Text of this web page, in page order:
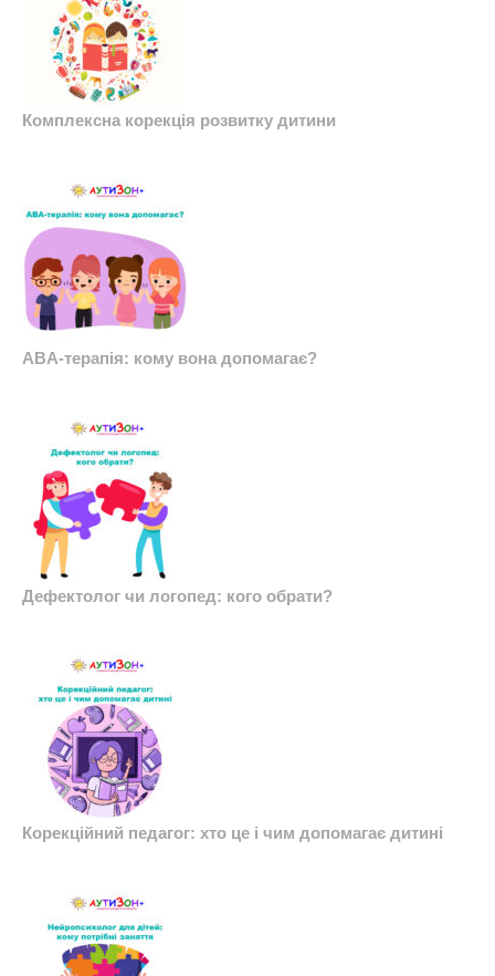
Комплексна корекція розвитку дитини
ABA-терапія: кому вона допомагає?
Дефектолог чи логопед: кого обрати?
Корекційний педагог: хто це і чим допомагає дитині